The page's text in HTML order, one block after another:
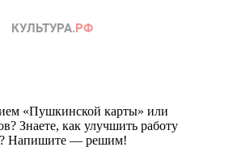
«Пушкинской карты» или
Знаете, как улучшить работу
Напишите — решим!